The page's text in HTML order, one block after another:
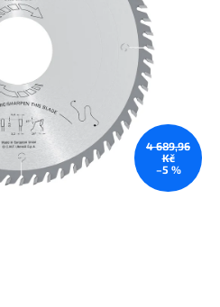
4 689,96
Kč
–5 %